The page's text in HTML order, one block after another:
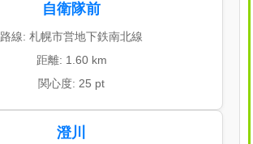
自衛隊前
路線: 札幌市営地下鉄南北線
距離: 1.60 km
関心度: 25 pt
澄川